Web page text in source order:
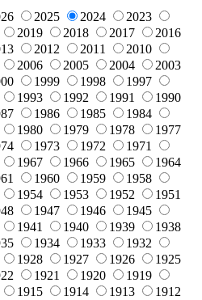
2025 2024
2023
2019 2018 2017
2016
2012 2011
2010
2006 2005 2004
2003
1999 1998
1997
1993 1992 1991
1990
1986 1985
1984
1980 1979 1978
1977
1973 1972
1971
1967 1966 1965
1964
1960 1959
1958
1954 1953 1952
1951
1947 1946
1945
1941 1940 1939
1938
1934 1933
1932
1928 1927 1926
1925
1921 1920
1919
1915 1914 1913
1912